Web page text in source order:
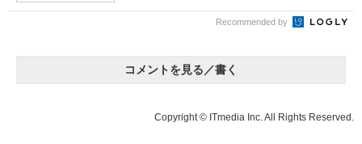
Recommended by
コメントを見る／書く
Copyright © ITmedia Inc. All Rights Reserved.